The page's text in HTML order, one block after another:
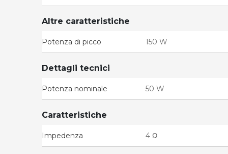
Altre caratteristiche
Potenza di picco 150 W
Dettagli tecnici
Potenza nominale 50 W
Caratteristiche
Impedenza 4 Ω